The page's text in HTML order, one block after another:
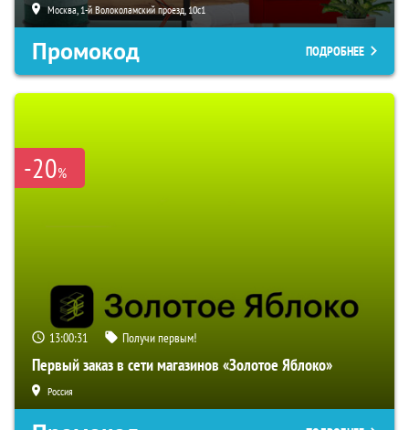
Москва, 1-й Волоколамский проезд, 10с1
Промокод ПОДРОБНЕЕ
-20%
13:00:29 Получи первым!
Первый заказ в сети магазинов «Золотое Яблоко»
Россия